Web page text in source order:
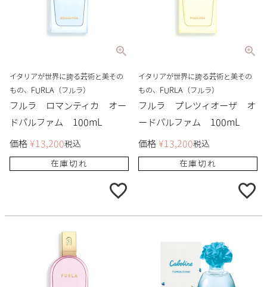
イタリアが世界に誇る芸術と美その
もの、FURLA（フルラ）
フルラ ロマンティカ オー
ドパルファム 100mL
価格 ¥13,200税込
在庫切れ
イタリアが世界に誇る芸術と美その
もの、FURLA（フルラ）
フルラ プレツィオーザ オ
ードパルファム 100mL
価格 ¥13,200税込
在庫切れ